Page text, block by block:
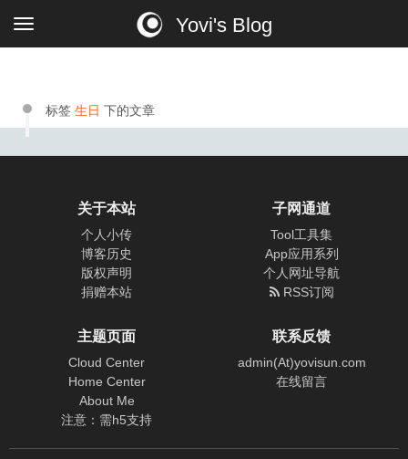
Yovi's Blog
标签 生日 下的文章
关于本站
个人小传
博客历史
版权声明
捐赠本站
子网通道
Tool工具集
App应用系列
个人网址导航
RSS订阅
主题页面
Cloud Center
Home Center
About Me
注意：需h5支持
联系反馈
admin(At)yovisun.com
在线留言